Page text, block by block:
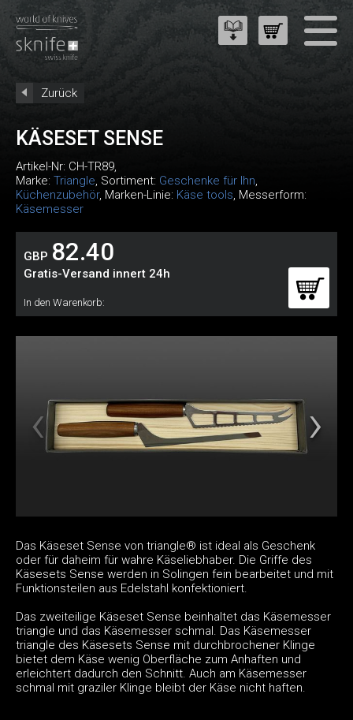
Zurück
KÄSESET SENSE
Artikel-Nr: CH-TR89,
Marke: Triangle, Sortiment: Geschenke für Ihn,
Küchenzubehör, Marken-Linie: Käse tools, Messerform:
Käsemesser
GBP 82.40
Gratis-Versand innert 24h
In den Warenkorb:
Das Käseset Sense von triangle® ist ideal als Geschenk
oder für daheim für wahre Käseliebhaber. Die Griffe des
Käsesets Sense werden in Solingen fein bearbeitet und mit
Funktionsteilen aus Edelstahl konfektioniert.
Das zweiteilige Käseset Sense beinhaltet das Käsemesser
triangle und das Käsemesser schmal. Das Käsemesser
triangle des Käsesets Sense mit durchbrochener Klinge
bietet dem Käse wenig Oberfläche zum Anhaften und
erleichtert dadurch den Schnitt. Auch am Käsemesser
schmal mit graziler Klinge bleibt der Käse nicht haften.